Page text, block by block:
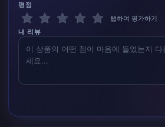
평점
탭하여 평가하기
내 리뷰